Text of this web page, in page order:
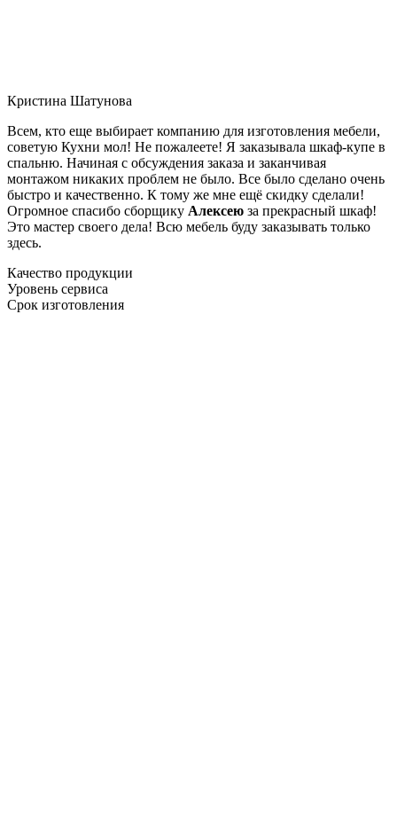
Кристина Шатунова
Всем, кто еще выбирает компанию для изготовления мебели,
советую Кухни мол! Не пожалеете! Я заказывала шкаф-купе в
спальню. Начиная с обсуждения заказа и заканчивая
монтажом никаких проблем не было. Все было сделано очень
быстро и качественно. К тому же мне ещё скидку сделали!
Огромное спасибо сборщику Алексею за прекрасный шкаф!
Это мастер своего дела! Всю мебель буду заказывать только
здесь.
Качество продукции
Уровень сервиса
Срок изготовления